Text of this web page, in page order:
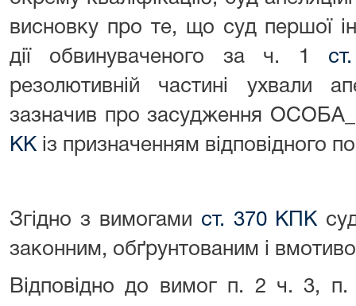
висновку про те, що суд першої
дії обвинуваченого за ч. 1
резолютивній частині ухвали
зазначив про засудження
ККіз призначенням відповідного
Згідно з вимогами ст. 370 КПК
законним, обґрунтованим і
Відповідно до вимог п. 2 ч. 3,